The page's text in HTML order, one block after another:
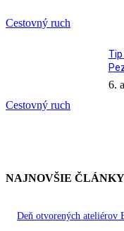
Cestovný ruch
Cestovný ruch
6.
NAJNOVŠIE ČLÁNKY
Deň otvorených ateliérov